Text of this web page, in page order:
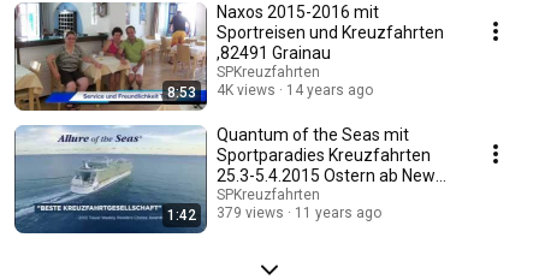
8:53
Naxos 2015-2016 mit
Sportreisen und Kreuzfahrten
,82491 Grainau
SPKreuzfahrten
4K views
14 years ago
1:42
Quantum of the Seas mit
Sportparadies Kreuzfahrten
25.3-5.4.2015 Ostern ab New
York Florida Bahamas
SPKreuzfahrten
379 views
11 years ago